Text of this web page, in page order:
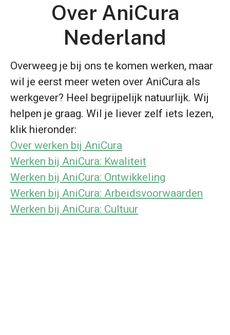
Over AniCura
Nederland
Overweeg je bij ons te komen werken, maar
wil je eerst meer weten over AniCura als
werkgever? Heel begrijpelijk natuurlijk. Wij
helpen je graag. Wil je liever zelf iets lezen,
klik hieronder:
Over werken bij AniCura
Werken bij AniCura: Kwaliteit
Werken bij AniCura: Ontwikkeling
Werken bij AniCura: Arbeidsvoorwaarden
Werken bij AniCura: Cultuur